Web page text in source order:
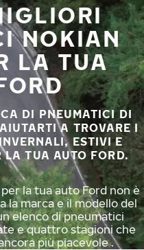
NOKIAN
LA TUA
DI PNEUMATICI DI
A TROVARE I
ESTIVI E
LA TUA AUTO FORD.
la tua auto Ford non è
la marca e il modello del
elenco di pneumatici
e quattro stagioni che
più piacevole .